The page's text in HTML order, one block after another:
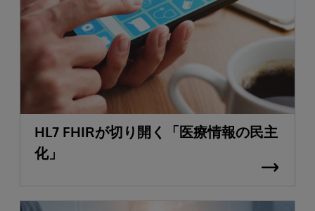
HL7 FHIRが切り開く「医療情報の民主
化」